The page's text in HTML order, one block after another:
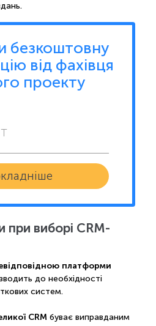
безкоштовну
від фахівця
проекту
при виборі CRM-
платформи
до необхідності
систем.
CRM буває виправданим